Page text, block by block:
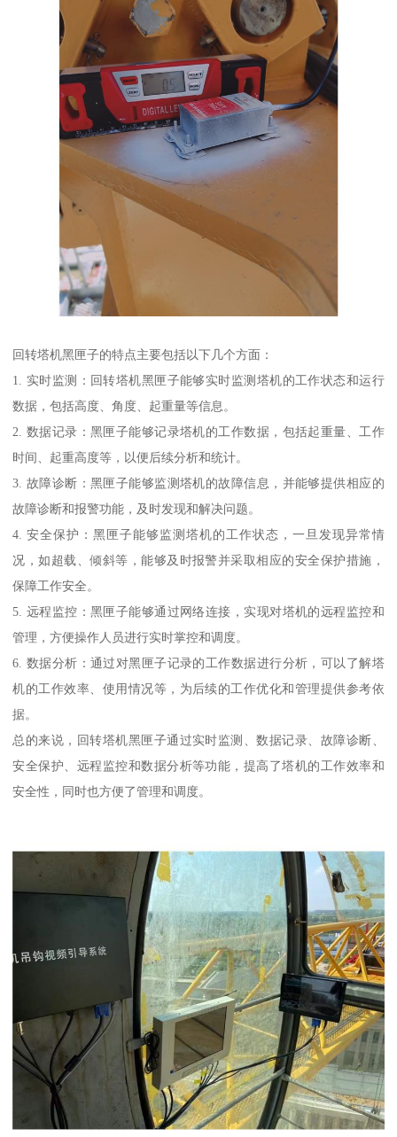
回转塔机黑匣子的特点主要包括以下几个方面：
1. 实时监测：回转塔机黑匣子能够实时监测塔机的工作状态和运行
数据，包括高度、角度、起重量等信息。
2. 数据记录：黑匣子能够记录塔机的工作数据，包括起重量、工作
时间、起重高度等，以便后续分析和统计。
3. 故障诊断：黑匣子能够监测塔机的故障信息，并能够提供相应的
故障诊断和报警功能，及时发现和解决问题。
4. 安全保护：黑匣子能够监测塔机的工作状态，一旦发现异常情
况，如超载、倾斜等，能够及时报警并采取相应的安全保护措施，
保障工作安全。
5. 远程监控：黑匣子能够通过网络连接，实现对塔机的远程监控和
管理，方便操作人员进行实时掌控和调度。
6. 数据分析：通过对黑匣子记录的工作数据进行分析，可以了解塔
机的工作效率、使用情况等，为后续的工作优化和管理提供参考依
据。
总的来说，回转塔机黑匣子通过实时监测、数据记录、故障诊断、
安全保护、远程监控和数据分析等功能，提高了塔机的工作效率和
安全性，同时也方便了管理和调度。